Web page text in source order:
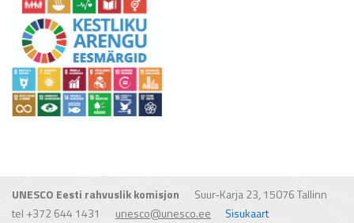
UNESCO Eesti rahvuslik komisjon
Suur-Karja 23, 15076 Tallinn
tel +372 644 1431 unesco@unesco.ee Sisukaart